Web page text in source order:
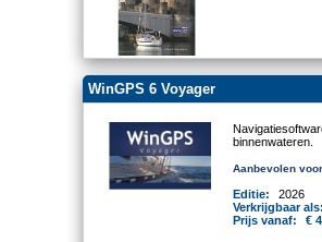
WinGPS 6 Voyager
binnenwateren.
Aanbevolen
Editie:
2026
Verkrijgbaar
Prijs vanaf:
€